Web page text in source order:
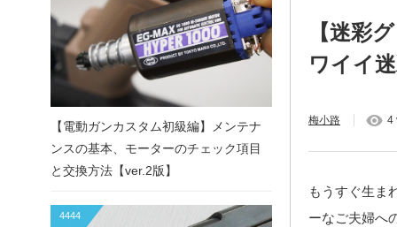
【迷彩
ワイイ
梅小路 4
もうすぐ生
ーなご夫婦へ
【電動ガンカスタム初級編】メンテナ
ンスの基本、モーターのチェック項目
と交換方法【ver.2版】
4444